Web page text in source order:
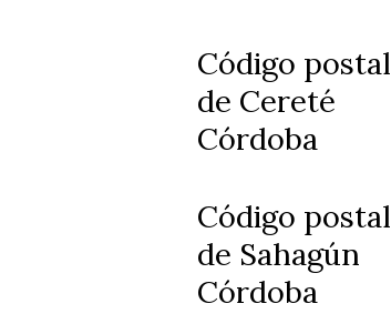
Código postal
de Cereté
Córdoba
Código postal
de Sahagún
Córdoba